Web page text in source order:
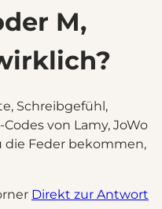
M,
Schreibgefühl,
von Lamy, JoWo
die Feder bekommen,
Direkt zur Antwort